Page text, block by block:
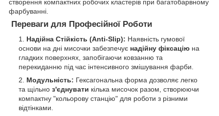
створення компактних робочих кластерів при багатобарвному
фарбуванні.
Переваги для Професійної Роботи
Надійна Стійкість (Anti-Slip): Наявність гумової
основи на дні мисочки забезпечує надійну фіксацію на
гладких поверхнях, запобігаючи ковзанню та
перекиданню під час інтенсивного змішування фарби.
Модульність: Гексагональна форма дозволяє легко
та щільно з'єднувати кілька мисочок разом, створюючи
компактну "кольорову станцію" для роботи з різними
відтінками.